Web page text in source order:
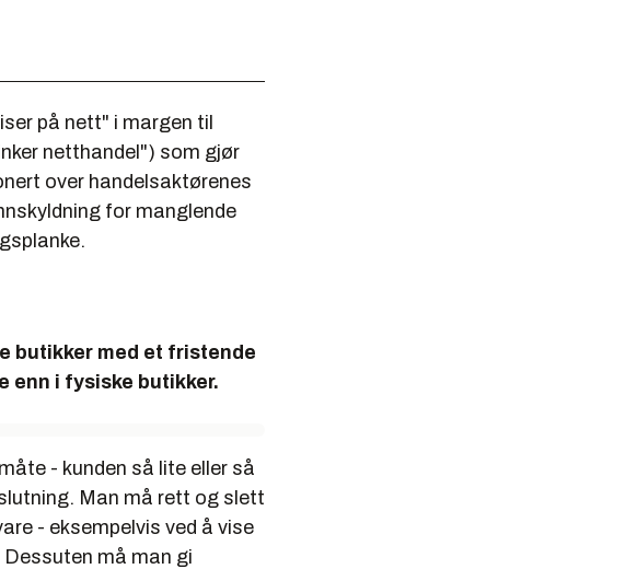
på nett" i margen til
netthandel") som gjør
over handelsaktørenes
for manglende
butikker med et fristende
enn i fysiske butikker.
- kunden så lite eller så
Man må rett og slett
- eksempelvis ved å vise
må man gi